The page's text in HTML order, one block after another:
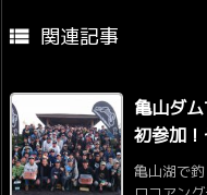
 関連記事
亀山ダ
初参加
亀山湖で